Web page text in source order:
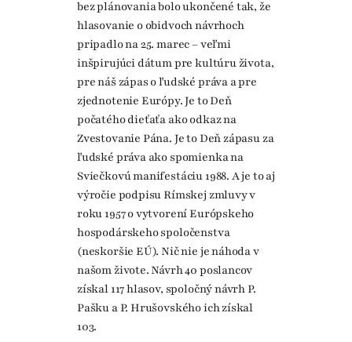
bez plánovania bolo ukončené tak, že
hlasovanie o obidvoch návrhoch
pripadlo na 25. marec – veľmi
inšpirujúci dátum pre kultúru života,
pre náš zápas o ľudské práva a pre
zjednotenie Európy. Je to Deň
počatého dieťaťa ako odkaz na
Zvestovanie Pána. Je to Deň zápasu za
ľudské práva ako spomienka na
Sviečkovú manifestáciu 1988. A je to aj
výročie podpisu Rímskej zmluvy v
roku 1957 o vytvorení Európskeho
hospodárskeho spoločenstva
(neskoršie EÚ). Nič nie je náhoda v
našom živote. Návrh 40 poslancov
získal 117 hlasov, spoločný návrh P.
Pašku a P. Hrušovského ich získal
103.